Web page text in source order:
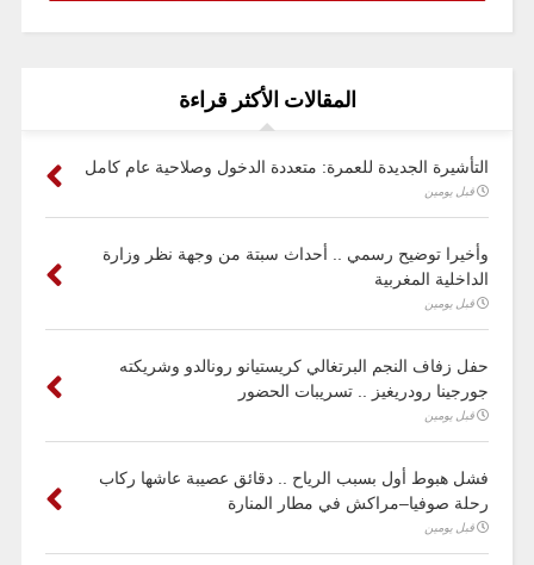
المقالات الأكثر قراءة
التأشيرة الجديدة للعمرة: متعددة الدخول وصلاحية عام كامل
قبل يومين
وأخيرا توضيح رسمي .. أحداث سبتة من وجهة نظر وزارة
الداخلية المغربية
قبل يومين
حفل زفاف النجم البرتغالي كريستيانو رونالدو وشريكته
جورجينا رودريغيز .. تسريبات الحضور
قبل يومين
فشل هبوط أول بسبب الرياح .. دقائق عصيبة عاشها ركاب
رحلة صوفيا–مراكش في مطار المنارة
قبل يومين